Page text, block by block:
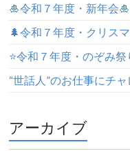
🎍令和７年度・新年会🎍
🌲令和７年度・クリス
⭐️令和７年度・のぞみ祭
“世話人”のお仕事にチ
アーカイブ